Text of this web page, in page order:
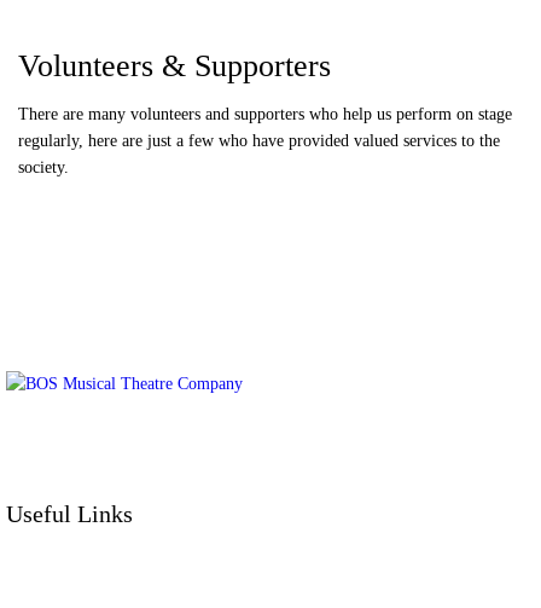
Volunteers & Supporters
There are many volunteers and supporters who help us perform on stage
regularly, here are just a few who have provided valued services to the
society.
Useful Links